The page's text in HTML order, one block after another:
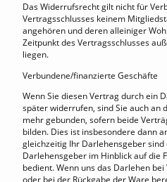
Das Widerrufsrecht gilt nicht für
Vertragsschlusses keinem
angehören und deren alleiniger
Zeitpunkt des Vertragsschlusses
liegen.
Verbundene/finanzierte Geschäfte
Wenn Sie diesen Vertrag durch ein
später widerrufen, sind Sie auch an
mehr gebunden, sofern beide
bilden. Dies ist insbesondere dann
gleichzeitig Ihr Darlehensgeber sind
Darlehensgeber im Hinblick auf die
bedient. Wenn uns das Darlehen
oder bei der Rückgabe der Ware